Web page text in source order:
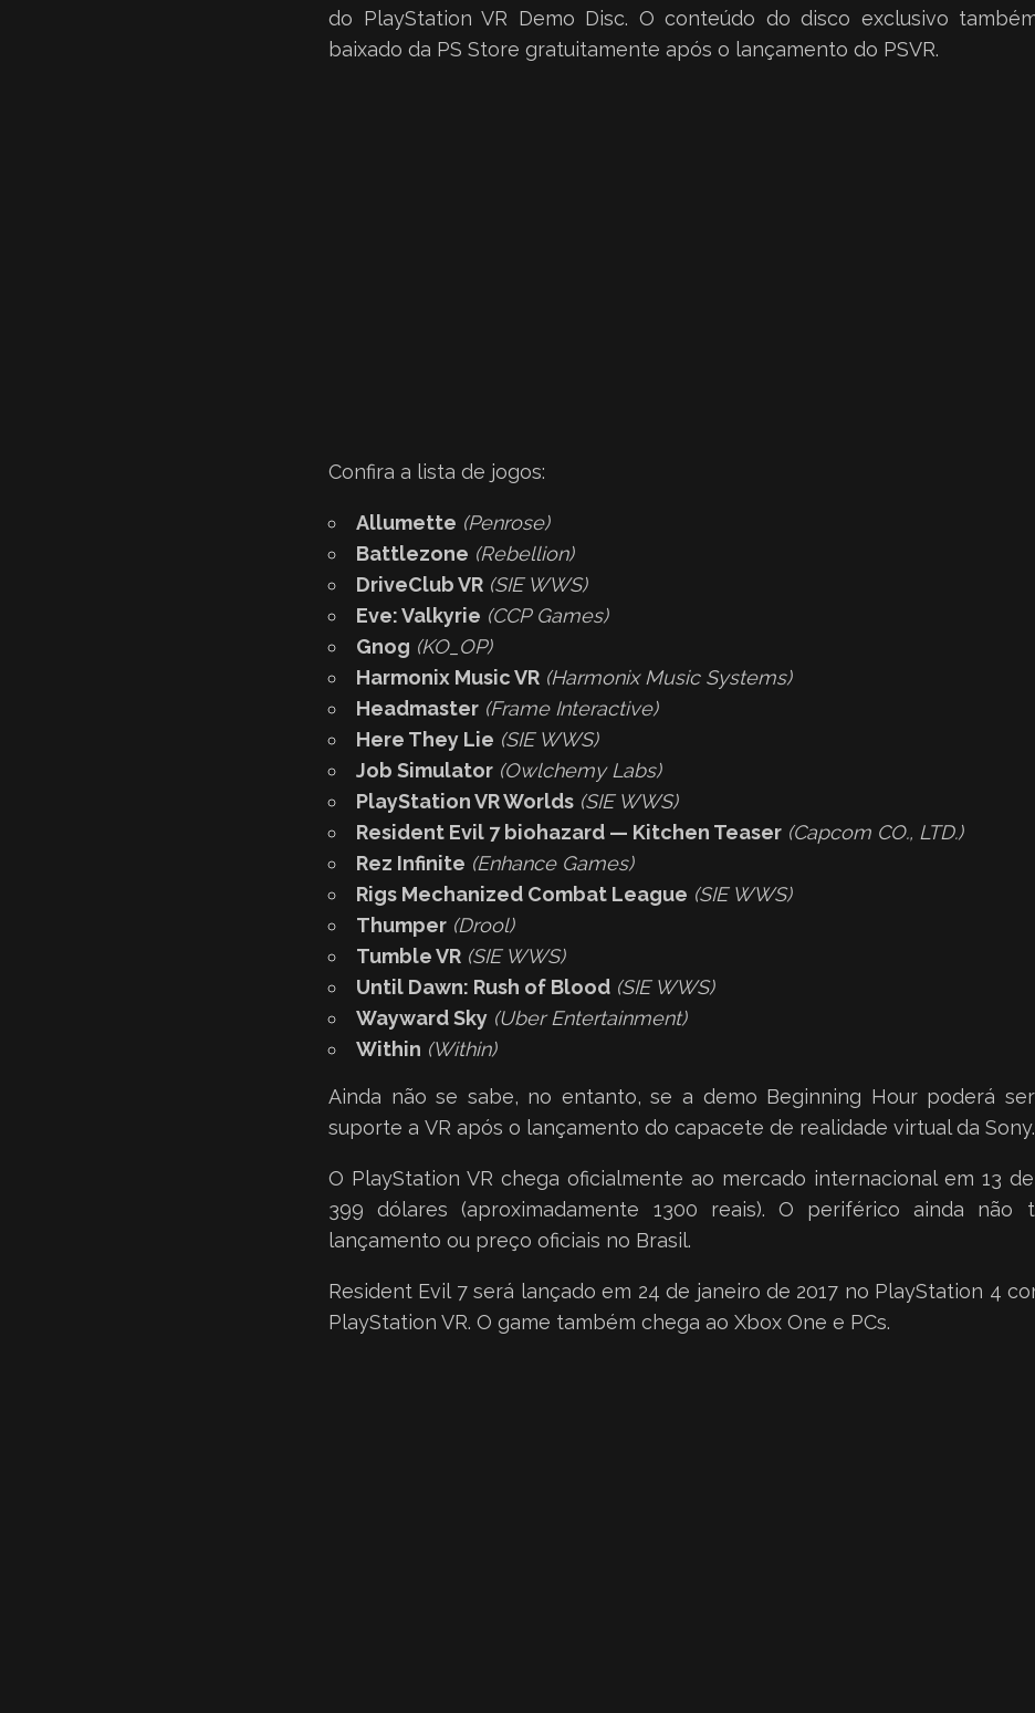
do PlayStation VR Demo Disc. O conteúdo do disco exclusivo
baixado da PS Store gratuitamente após o lançamento do PSVR.
Confira a lista de jogos:
Allumette (Penrose)
Battlezone (Rebellion)
DriveClub VR (SIE WWS)
Eve: Valkyrie (CCP Games)
Gnog (KO_OP)
Harmonix Music VR (Harmonix Music Systems)
Headmaster (Frame Interactive)
Here They Lie (SIE WWS)
Job Simulator (Owlchemy Labs)
PlayStation VR Worlds (SIE WWS)
Resident Evil 7 biohazard — Kitchen Teaser (Capcom CO., LTD.)
Rez Infinite (Enhance Games)
Rigs Mechanized Combat League (SIE WWS)
Thumper (Drool)
Tumble VR (SIE WWS)
Until Dawn: Rush of Blood (SIE WWS)
Wayward Sky (Uber Entertainment)
Within (Within)
Ainda não se sabe, no entanto, se a demo Beginning Hour poderá
suporte a VR após o lançamento do capacete de realidade virtual da Sony.
O PlayStation VR chega oficialmente ao mercado internacional em 13
399 dólares (aproximadamente 1300 reais). O periférico ainda não
lançamento ou preço oficiais no Brasil.
Resident Evil 7 será lançado em 24 de janeiro de 2017 no PlayStation 4
PlayStation VR. O game também chega ao Xbox One e PCs.